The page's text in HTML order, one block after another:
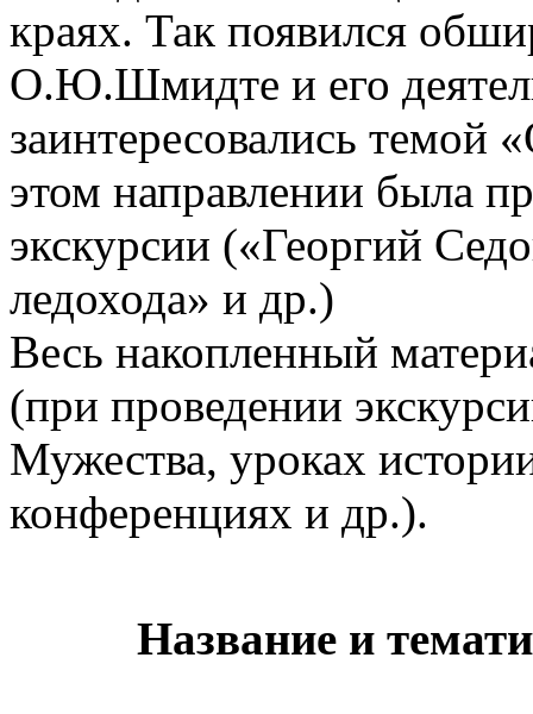
краях. Так появился
О.Ю.Шмидте и его
заинтересовались темой
этом направлении была
экскурсии («Георгий
ледохода» и др.)
Весь накопленный
(при проведении
Мужества, уроках
конференциях и др.).
Название и